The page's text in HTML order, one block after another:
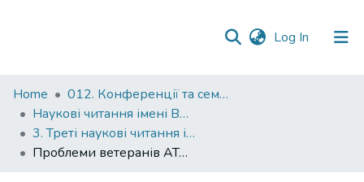
Log In (current)
Communities
&
Collections
All of DSpace
Home
012. Конференції та семінари НаУКМА
Наукові читання імені Володимира Івановича Полтавця
3. Треті наукові читання імені професора Володимира Івановича Полтавця
Проблеми ветеранів АТО/ООС при працевлаштуванні